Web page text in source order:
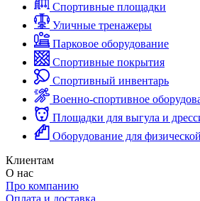
Спортивные площадки
Уличные тренажеры
Парковое оборудование
Спортивные покрытия
Спортивный инвентарь
Военно-спортивное
Площадки для выгула и
Оборудование для
Клиентам
О нас
Про компанию
Оплата и доставка